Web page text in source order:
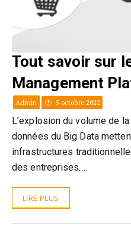
Tout savoir sur
Management
Admin 5 octobre 2022
L’explosion du volume de
données du Big Data
infrastructures
des entreprises.…
LIRE PLUS